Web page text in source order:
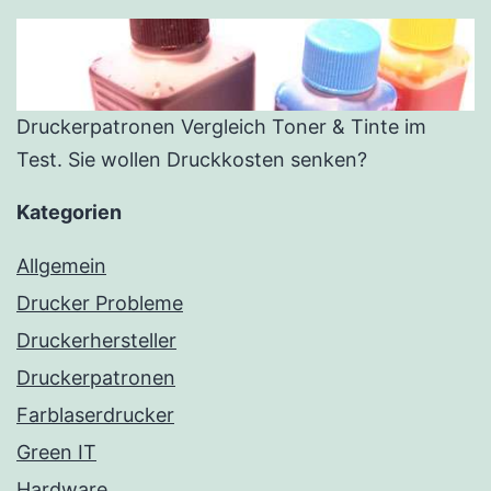
Druckerpatronen Vergleich Toner & Tinte im
Test. Sie wollen Druckkosten senken?
Kategorien
Allgemein
Drucker Probleme
Druckerhersteller
Druckerpatronen
Farblaserdrucker
Green IT